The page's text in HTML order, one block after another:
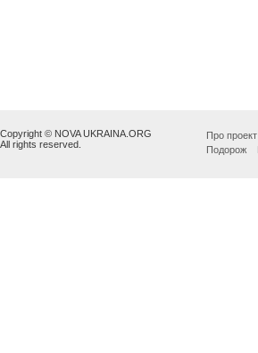
Copyright © NOVA UKRAINA.ORG
All rights reserved.
Про проект
Подорож